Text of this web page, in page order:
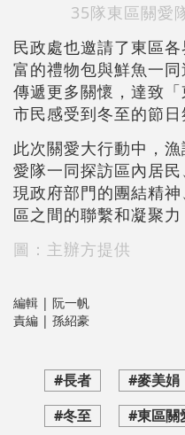
35隊東區關愛
民政處也邀請了東區
富的禮物包與鮮魚一
傳遞更多關懷，達致
市民感受到冬至的節日
此次關愛大行動中，
愛隊一同探訪區內居
現政府部門的團結精
區之間的聯繫和凝聚力
圖：主辦方提供
編輯 | 阮一帆
責編 | 孫紹豪
#長者 #麥美娟
#冬至
#東區關